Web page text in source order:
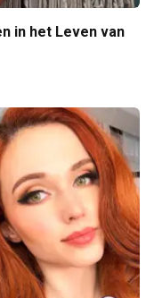
in het Leven van